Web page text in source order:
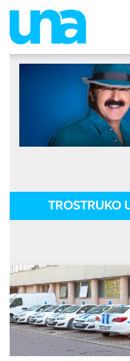
TROSTRUKO